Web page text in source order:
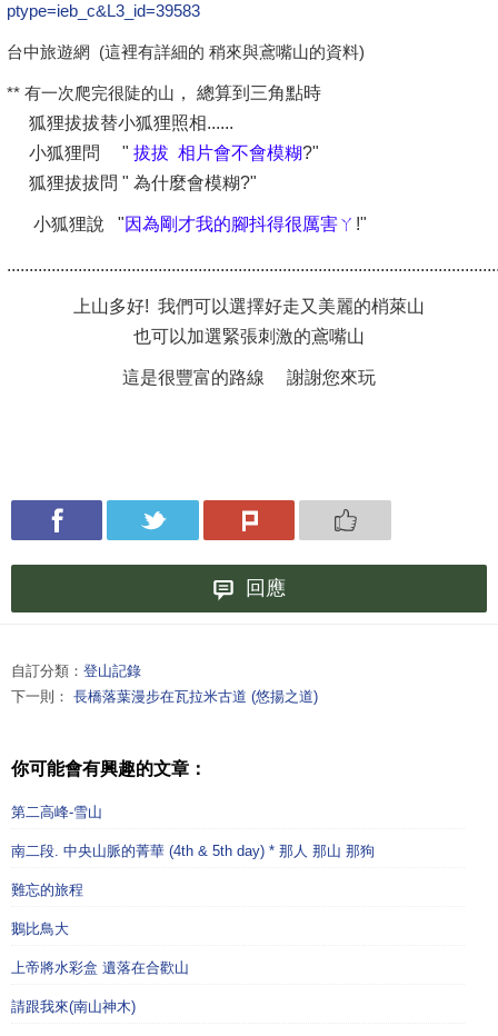
ptype=ieb_c&L3_id=39583
台中旅遊網 (這裡有詳細的 稍來與鳶嘴山的資料)
** 有一次爬完很陡的山 ， 總算到三角點時
狐狸拔拔替小狐狸照相......
小狐狸問 " 拔拔 相片會不會模糊?"
狐狸拔拔問 " 為什麼會模糊?"
小狐狸說 "因為剛才我的腳抖得很厲害ㄚ !"
上山多好! 我們可以選擇好走又美麗的梢萊山
也可以加選緊張刺激的鳶嘴山
這是很豐富的路線 謝謝您來玩
回應
自訂分類： 登山記錄
下一則： 長橋落葉漫步在瓦拉米古道 (悠揚之道)
你可能會有興趣的文章：
第二高峰-雪山
南二段. 中央山脈的菁華 (4th & 5th day) * 那人 那山 那狗
難忘的旅程
鵝比鳥大
上帝將水彩盒 遺落在合歡山
請跟我來(南山神木)